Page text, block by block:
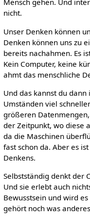
Mensch gehen. Und
nicht.
Unser Denken können
Denken können uns zu
bereits nachahmen. Es
Kein Computer, keine
ahmt das menschliche
Und das kannst du
Umständen viel
größeren
der Zeitpunkt, wo diese
da die Maschinen
fast schon da. Aber es
Denkens.
Selbstständig denkt der
Und sie erlebt auch
Bewusstsein und wird
gehört noch was